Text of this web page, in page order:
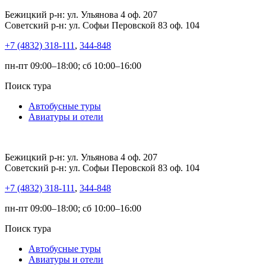
Бежицкий р-н: ул. Ульянова 4 оф. 207
Советский р-н: ул. Софьи Перовской 83 оф. 104
+7 (4832) 318-111 , 344-848
пн-пт 09:00–18:00; сб 10:00–16:00
Поиск тура
Автобусные туры
Авиатуры и отели
Бежицкий р-н: ул. Ульянова 4 оф. 207
Советский р-н: ул. Софьи Перовской 83 оф. 104
+7 (4832) 318-111 , 344-848
пн-пт 09:00–18:00; сб 10:00–16:00
Поиск тура
Автобусные туры
Авиатуры и отели